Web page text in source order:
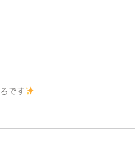
です